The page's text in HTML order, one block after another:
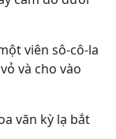
viên sô-cô-la
và cho vào
văn kỳ lạ bắt